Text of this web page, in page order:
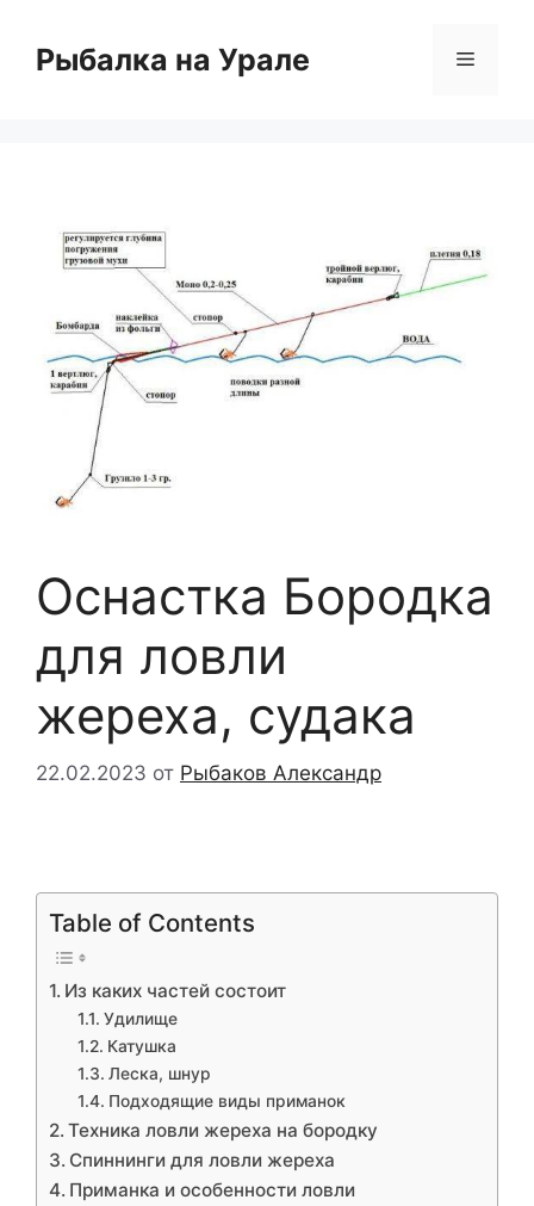
содержимому
Рыбалка на Урале Меню
Оснастка Бородка
для ловли
жереха, судака
22.02.2023 от Рыбаков Александр
Table of Contents
Из каких частей состоит
Удилище
Катушка
Леска, шнур
Подходящие виды приманок
Техника ловли жереха на бородку
Спиннинги для ловли жереха
Приманка и особенности ловли